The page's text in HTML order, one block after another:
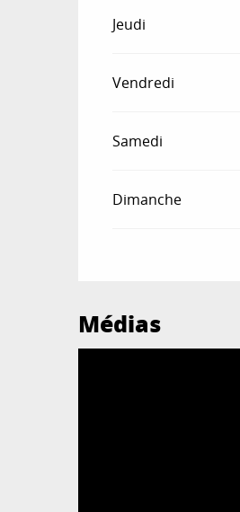
Jeudi
Vendredi
Samedi
Dimanche
Médias